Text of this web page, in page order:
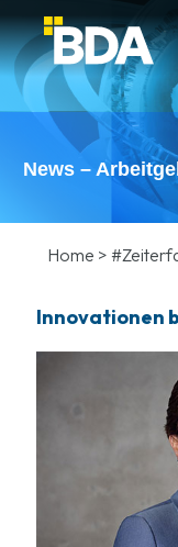
News –
Home >
Innovationen